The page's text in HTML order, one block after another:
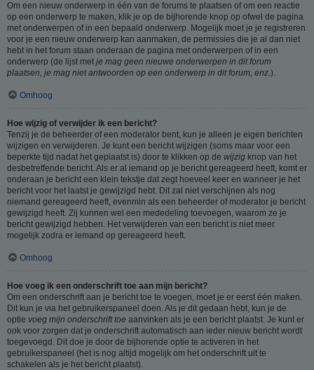
Om een nieuw onderwerp in één van de forums te plaatsen of om een reactie
op een onderwerp te maken, klik je op de bijhorende knop op ofwel de pagina
met onderwerpen of in een bepaald onderwerp. Mogelijk moet je je registreren
voor je een nieuw onderwerp kan aanmaken, de permissies die je al dan niet
hebt in het forum staan onderaan de pagina met onderwerpen of in een
onderwerp (de lijst met je mag geen nieuwe onderwerpen in dit forum
plaatsen, je mag niet antwoorden op een onderwerp in dit forum, enz. ).
Omhoog
Hoe wijzig of verwijder ik een bericht?
Tenzij je de beheerder of een moderator bent, kun je alleen je eigen berichten
wijzigen en verwijderen. Je kunt een bericht wijzigen (soms maar voor een
beperkte tijd nadat het geplaatst is) door te klikken op de wijzig knop van het
desbetreffende bericht. Als er al iemand op je bericht gereageerd heeft, komt er
onderaan je bericht een klein tekstje dat zegt hoeveel keer en wanneer je het
bericht voor het laatst je gewijzigd hebt. Dit zal niet verschijnen als nog
niemand gereageerd heeft, evenmin als een beheerder of moderator je bericht
gewijzigd heeft. Zij kunnen wel een mededeling toevoegen, waarom ze je
bericht gewijzigd hebben. Het verwijderen van een bericht is niet meer
mogelijk zodra er iemand op gereageerd heeft.
Omhoog
Hoe voeg ik een onderschrift toe aan mijn bericht?
Om een onderschrift aan je bericht toe te voegen, moet je er eerst één maken.
Dit kun je via het gebruikerspaneel doen. Als je dit gedaan hebt, kun je de
optie voeg mijn onderschrift toe aanvinken als je een bericht plaatst. Je kunt er
ook voor zorgen dat je onderschrift automatisch aan ieder nieuw bericht wordt
toegevoegd. Dit doe je door de bijhorende optie te activeren in het
gebruikerspaneel (het is nog altijd mogelijk om het onderschrift uit te
schakelen als je het bericht plaatst).